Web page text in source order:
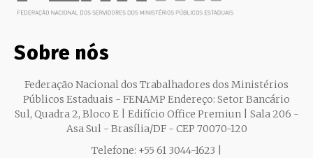
Sobre nós
Federação Nacional dos Trabalhadores dos Ministérios
Públicos Estaduais - FENAMP Endereço: Setor Bancário
Sul, Quadra 2, Bloco E | Edifício Office Premiun | Sala 206 -
Asa Sul - Brasília/DF - CEP 70070-120
Telefone: +55 61 3044-1623 |